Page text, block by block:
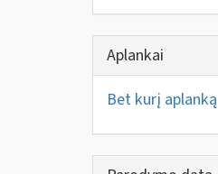
Aplankai
Bet kurį aplanką